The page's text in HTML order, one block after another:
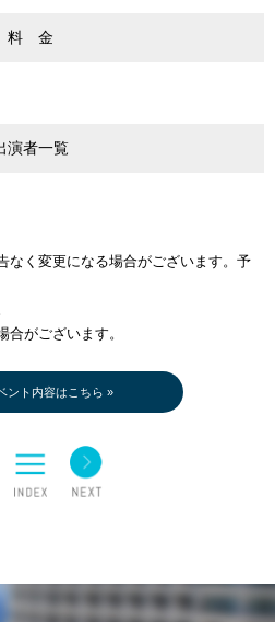
料 金
演者一覧
なく変更になる場合がございます。予
がございます。
ント内容はこちら »